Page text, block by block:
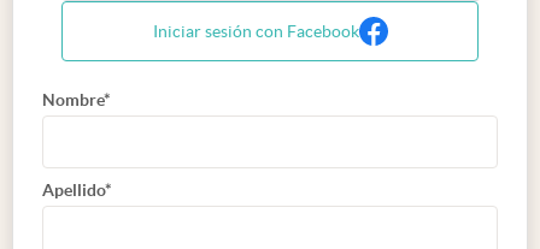
Iniciar sesión con Facebook
Nombre*
Apellido*